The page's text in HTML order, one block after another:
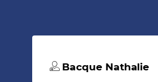
Bacque Nathalie